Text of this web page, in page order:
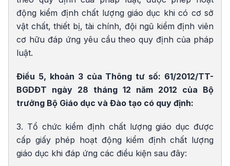
động kiểm định chất lượng giáo dục khi có cơ sở
vật chất, thiết bị, tài chính, đội ngũ kiểm định viên
cơ hữu đáp ứng yêu cầu theo quy định của pháp
luật.
Điều 5, khoản 3 của Thông tư số: 61/2012/TT-
BGDĐT ngày 28 tháng 12 năm 2012 của Bộ
trưởng Bộ Giáo dục và Đào tạo có quy định:
3. Tổ chức kiểm định chất lượng giáo dục được
cấp giấy phép hoạt động kiểm định chất lượng
giáo dục khi đáp ứng các điều kiện sau đây: